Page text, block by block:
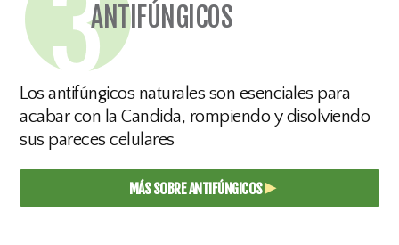
ANTIFÚNGICOS
Los antifúngicos naturales son esenciales para
acabar con la Candida, rompiendo y disolviendo
sus pareces celulares
MÁS SOBRE ANTIFÚNGICOS▸